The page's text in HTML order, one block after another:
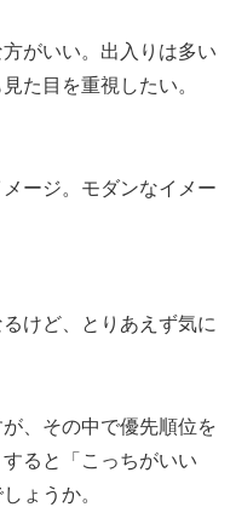
がいい。出入りは多い
た目を重視したい。
ージ。モダンなイメー
けど、とりあえず気に
、その中で優先順位を
ると「こっちがいい
ょうか。